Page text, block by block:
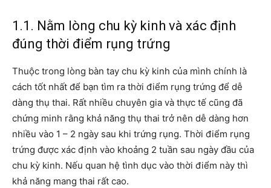
1.1. Nằm lòng chu kỳ kinh và xác định
đúng thời điểm rụng trứng
Thuộc trong lòng bàn tay chu kỳ kinh của mình chính là
cách tốt nhất để bạn tìm ra thời điểm rụng trứng để dễ
dàng thụ thai. Rất nhiều chuyên gia và thực tế cũng đã
chứng minh rằng khả năng thụ thai trở nên dễ dàng hơn
nhiều vào 1 – 2 ngày sau khi trứng rụng. Thời điểm rụng
trứng được xác định vào khoảng 2 tuần sau ngày đầu của
chu kỳ kinh. Nếu quan hệ tình dục vào thời điểm này thì
khả năng mang thai rất cao.